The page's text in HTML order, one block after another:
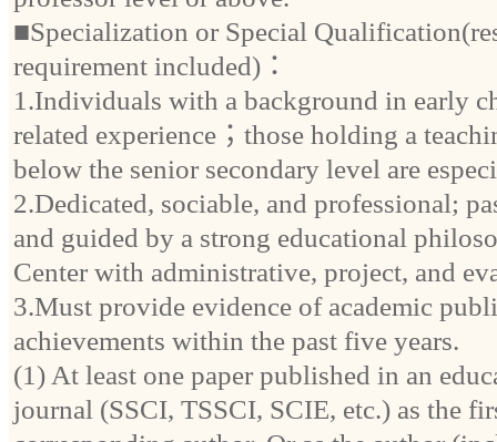
■Specialization or Special
requirement included)：
1.Individuals with a background in early
related experience；those holding a
below the senior secondary level are
2.Dedicated, sociable, and professional;
and guided by a strong educational
Center with administrative, project, and
3.Must provide evidence of academic
achievements within the past five years.
(1) At least one paper published in an
journal (SSCI, TSSCI, SCIE, etc.) as the